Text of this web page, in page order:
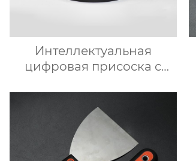
Интеллектуальная
цифровая присоска с
(210 мм)